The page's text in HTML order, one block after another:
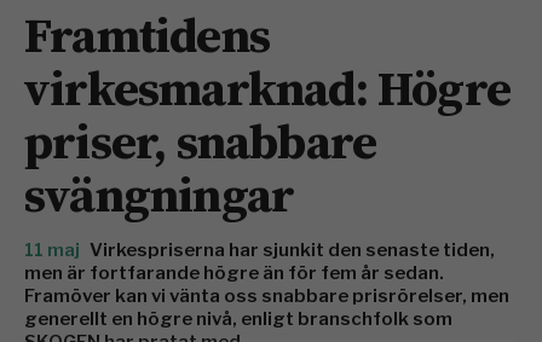
Framtidens
virkesmarknad: Högre
priser, snabbare
svängningar
11 maj Virkespriserna har sjunkit den senaste tiden,
men är fortfarande högre än för fem år sedan.
Framöver kan vi vänta oss snabbare prisrörelser, men
generellt en högre nivå, enligt branschfolk som